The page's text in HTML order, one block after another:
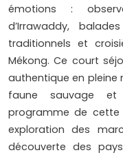
émotions :
d’Irrawaddy,
traditionnels et
Mékong. Ce court
authentique en pleine
faune sauvage et
programme de cette
exploration des
découverte des